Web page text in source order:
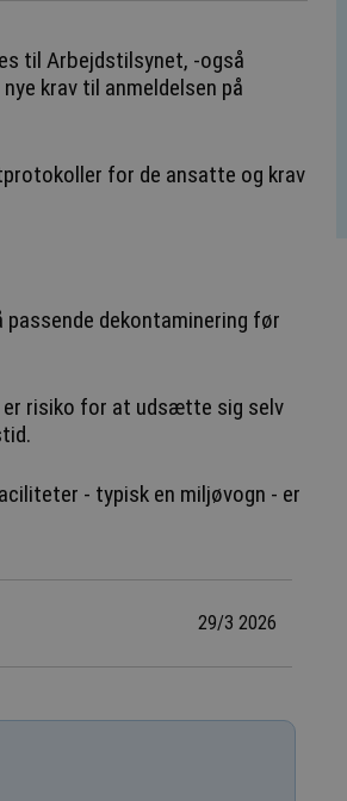
til Arbejdstilsynet, -også
krav til anmeldelsen på
for de ansatte og krav
dekontaminering før
er risiko for at udsætte sig selv
- typisk en miljøvogn - er
29/3 2026